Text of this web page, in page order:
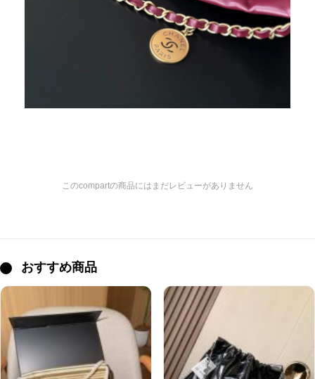
このcompartの商品にはまだレビューがありません
おすすめ商品